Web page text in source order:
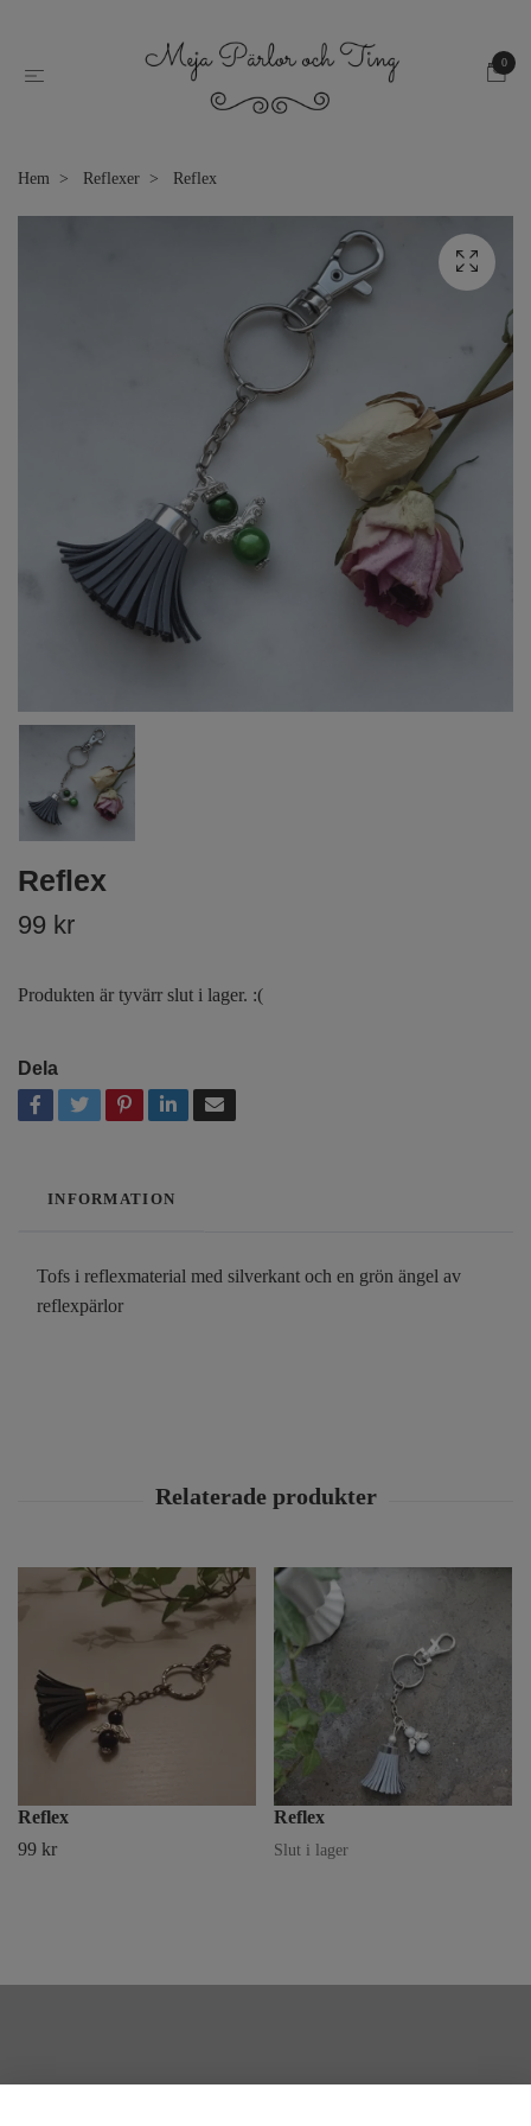
0
Hem Reflexer Reflex
Reflex
99 kr
Produkten är tyvärr slut i lager. :(
Dela
INFORMATION
Tofs i reflexmaterial med silverkant och en grön ängel av
reflexpärlor
Reflex
99 kr
Reflex
Slut i lager